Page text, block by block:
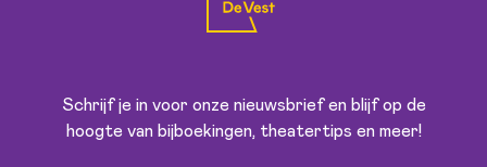
Schrijf je in voor onze nieuwsbrief en blijf op de
hoogte van bijboekingen, theatertips en meer!